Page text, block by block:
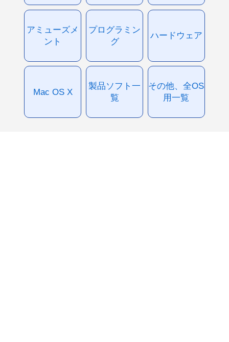
アミューズメ
ント
プログラミン
グ
ハードウェア
Mac OS X
製品ソフト一
覧
その他、全OS
用一覧